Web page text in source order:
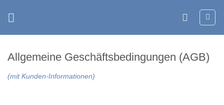
Allgemeine Geschäftsbedingungen (AGB)
(mit Kunden-Informationen)